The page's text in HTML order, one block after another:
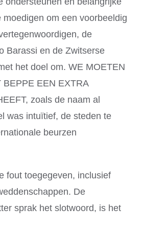
moedigen om een voorbeeldig
de
Barassi en de Zwitserse
het doel om. WE MOETEN
BEPPE EEN EXTRA
zoals de naam al
was intuïtief, de steden te
beurzen
fout toegegeven, inclusief
De
sprak het slotwoord, is het